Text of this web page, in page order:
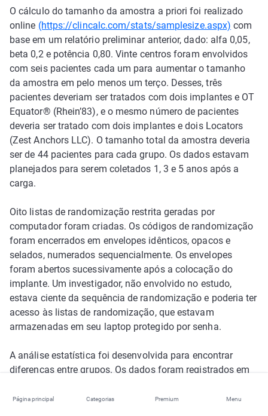
Página principal Categorias Premium Menu
O cálculo do tamanho da amostra a priori foi realizado
online (https://clincalc.com/stats/samplesize.aspx) com
base em um relatório preliminar anterior, dado: alfa 0,05,
beta 0,2 e potência 0,80. Vinte centros foram envolvidos
com seis pacientes cada um para aumentar o tamanho
da amostra em pelo menos um terço. Desses, três
pacientes deveriam ser tratados com dois implantes e OT
Equator® (Rhein’83), e o mesmo número de pacientes
deveria ser tratado com dois implantes e dois Locators
(Zest Anchors LLC). O tamanho total da amostra deveria
ser de 44 pacientes para cada grupo. Os dados estavam
planejados para serem coletados 1, 3 e 5 anos após a
carga.
Oito listas de randomização restrita geradas por
computador foram criadas. Os códigos de randomização
foram encerrados em envelopes idênticos, opacos e
selados, numerados sequencialmente. Os envelopes
foram abertos sucessivamente após a colocação do
implante. Um investigador, não envolvido no estudo,
estava ciente da sequência de randomização e poderia ter
acesso às listas de randomização, que estavam
armazenadas em seu laptop protegido por senha.
A análise estatística foi desenvolvida para encontrar
diferenças entre grupos. Os dados foram registrados em
com expertise em odontologia analisou os dados usando